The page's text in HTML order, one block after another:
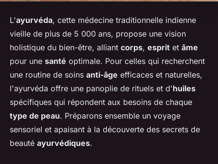
L'ayurvéda, cette médecine traditionnelle indienne
vieille de plus de 5 000 ans, propose une vision
holistique du bien-être, alliant corps, esprit et âme
pour une santé optimale. Pour celles qui recherchent
une routine de soins anti-âge efficaces et naturelles,
l'ayurvéda offre une panoplie de rituels et d'huiles
spécifiques qui répondent aux besoins de chaque
type de peau. Préparons ensemble un voyage
sensoriel et apaisant à la découverte des secrets de
beauté ayurvédiques.